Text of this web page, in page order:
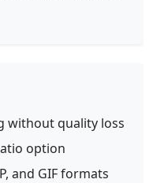
without quality loss
option
and GIF formats